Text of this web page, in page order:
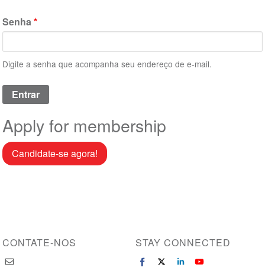
Senha
Digite a senha que acompanha seu endereço de e-mail.
Apply for membership
Candidate-se agora!
CONTATE-NOS STAY CONNECTED